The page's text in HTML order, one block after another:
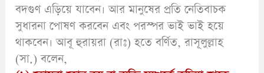
বদগুণ এড়িয়ে যাবেন। আর মানুষের প্রতি নেতিবাচক
সুধারনা পোষণ করবেন এবং পরস্পর ভাই ভাই হয়ে
থাকবেন। আবূ হুরায়রা (রাঃ) হতে বর্ণিত, রাসূলুল্লাহ
(সা.) বলেন,